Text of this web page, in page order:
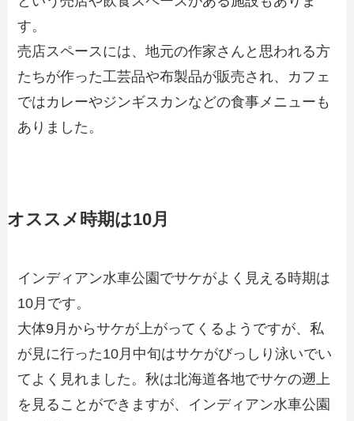
す。
売店スペースには、地元の作家さんと思われる方
たちが作った工芸品や布製品が販売され、カフェ
ではカレーやジンギスカンなどの食事メニューも
ありました。
オススメ時期は10月
インディアン水車公園でサケがよく見える時期は
10月です。
大体9月からサケが上がってくるようですが、私
が見に行った10月中旬はサケがびっしり泳いでい
てよく見れました。秋は北海道各地でサケの遡上
を見ることができますが、インディアン水車公園